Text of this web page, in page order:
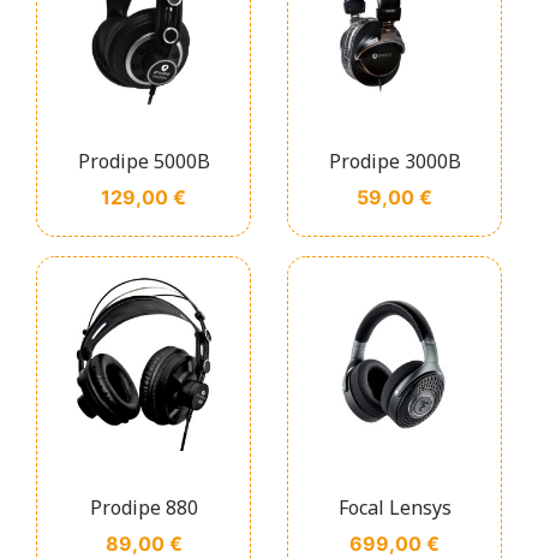
Prodipe 5000B
Prix
129,00 €
Prodipe 3000B
Prix
59,00 €
Prodipe 880
Prix
89,00 €
Focal Lensys
Prix
699,00 €